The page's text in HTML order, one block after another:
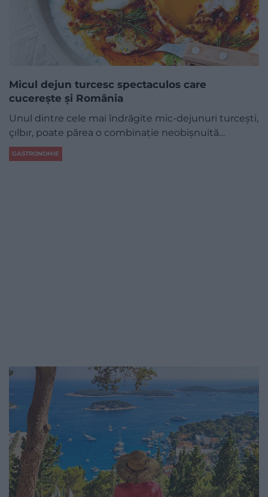
Micul dejun turcesc spectaculos care
cucerește și România
Unul dintre cele mai îndrăgite mic-dejunuri turcești,
çılbır, poate părea o combinație neobișnuită…
GASTRONOMIE